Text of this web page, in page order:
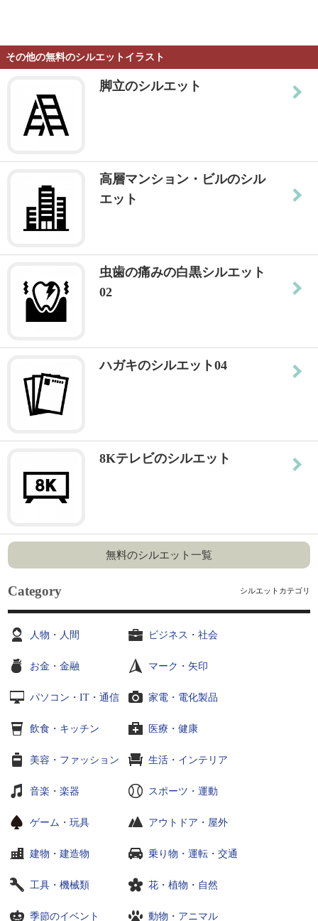
その他の無料のシルエットイラスト
脚立のシルエット
高層マンション・ビルのシル
エット
虫歯の痛みの白黒シルエット
02
ハガキのシルエット04
8Kテレビのシルエット
無料のシルエット一覧
Category シルエットカテゴリ
人物・人間 ビジネス・社会
お金・金融 マーク・矢印
パソコン・IT・通信 家電・電化製品
飲食・キッチン 医療・健康
美容・ファッション 生活・インテリア
音楽・楽器 スポーツ・運動
ゲーム・玩具 アウトドア・屋外
建物・建造物 乗り物・運転・交通
工具・機械類 花・植物・自然
季節のイベント 動物・アニマル